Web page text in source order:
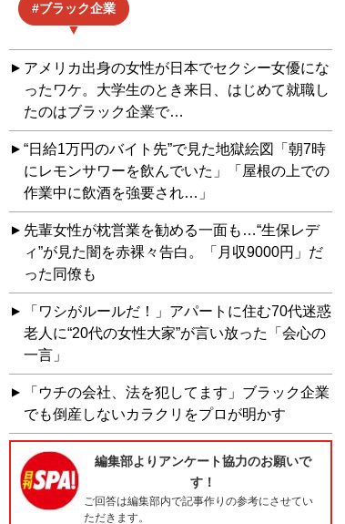
ブラック企業
アメリカ出身の女性が日本でセクシー女優にな
ったワケ。大学生のとき来日、はじめて就職し
たのはブラック企業で…
“日給1万円のバイト先”で見た地獄絵図「朝7時
にレモンサワーを飲んでいた」「屋根の上での
作業中に飲酒を強要され…」
先輩女性が枕営業を勧める一面も…“生保レデ
ィ”が見た闇を赤裸々告白。「月収9000円」だ
った同僚も
「ワシがルールだ！」アパートに住む70代迷惑
老人に“20代の女性大家”が言い放った「会心の
一言」
「ウチの会社、法を犯してます」ブラック企業
でも倒産しないカラクリをプロが明かす